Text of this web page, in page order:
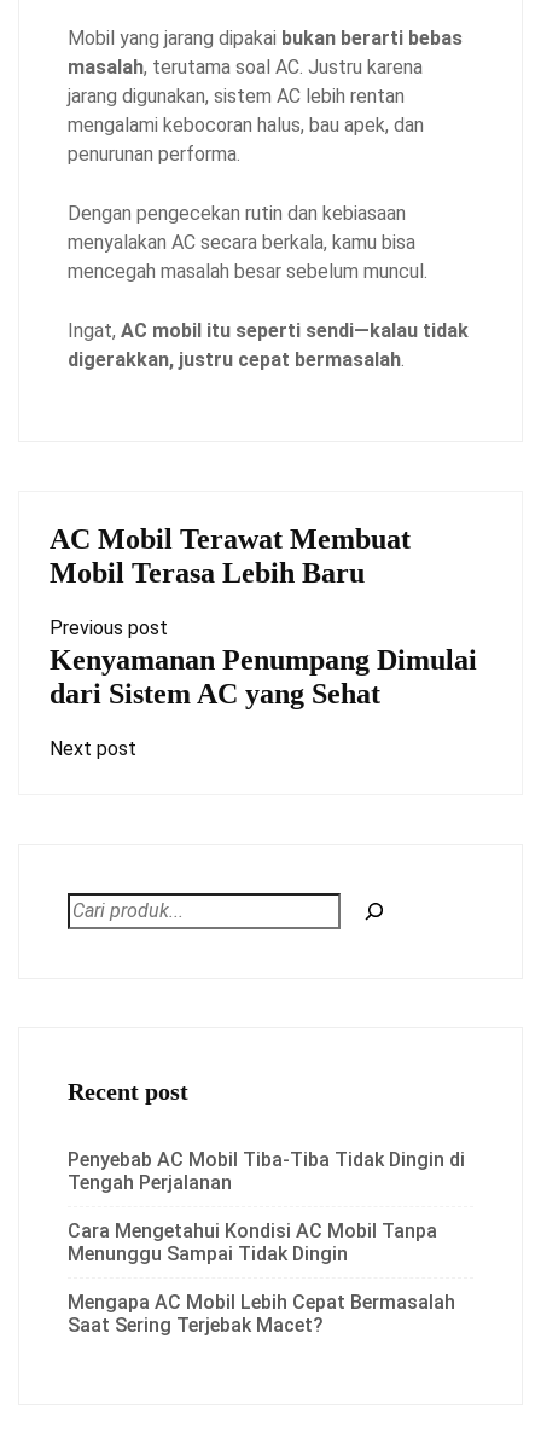
Mobil yang jarang dipakai bukan berarti bebas
masalah, terutama soal AC. Justru karena
jarang digunakan, sistem AC lebih rentan
mengalami kebocoran halus, bau apek, dan
penurunan performa.
Dengan pengecekan rutin dan kebiasaan
menyalakan AC secara berkala, kamu bisa
mencegah masalah besar sebelum muncul.
Ingat, AC mobil itu seperti sendi—kalau tidak
digerakkan, justru cepat bermasalah.
AC Mobil Terawat Membuat
Mobil Terasa Lebih Baru
Previous post
Kenyamanan Penumpang Dimulai
dari Sistem AC yang Sehat
Next post
Recent post
Penyebab AC Mobil Tiba-Tiba Tidak Dingin di
Tengah Perjalanan
Cara Mengetahui Kondisi AC Mobil Tanpa
Menunggu Sampai Tidak Dingin
Mengapa AC Mobil Lebih Cepat Bermasalah
Saat Sering Terjebak Macet?